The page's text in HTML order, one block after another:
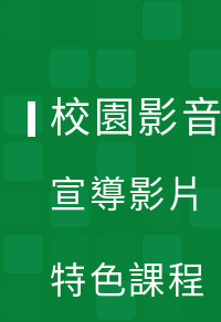
校園影音
宣導影片
特色課程